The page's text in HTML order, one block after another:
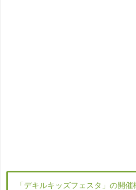
「デキルキッズフェスタ」の開催